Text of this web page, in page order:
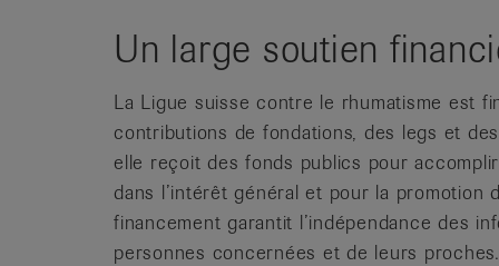
Un large soutien
La Ligue suisse contre le rhumatisme est
contributions de fondations, des legs et
elle reçoit des fonds publics pour
dans l’intérêt général et pour la
financement garantit l’indépendance des
personnes concernées et de leurs proches.